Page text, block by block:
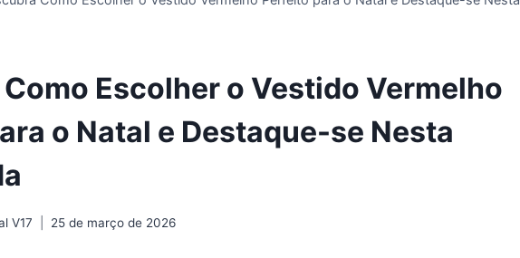
Escolher o Vestido Vermelho
o Natal e Destaque-se Nesta
V17 25 de março de 2026